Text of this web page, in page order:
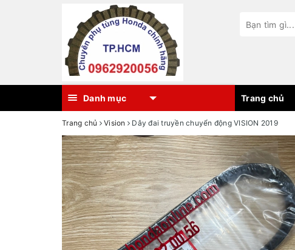
Danh mục Trang chủ
Trang chủ Vision Dây đai truyền chuyển động VISION 2019